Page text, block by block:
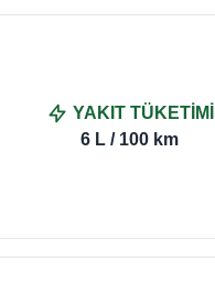
YAKIT TÜKETİMİ
6 L / 100 km